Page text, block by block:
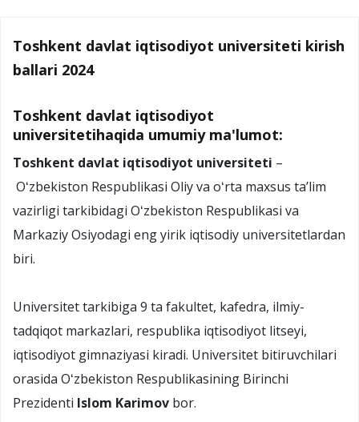
Toshkent davlat iqtisodiyot universiteti kirish
ballari 2024
Toshkent davlat iqtisodiyot
universitetihaqida umumiy ma'lumot:
Toshkent davlat iqtisodiyot universiteti –
Oʻzbekiston Respublikasi Oliy va oʻrta maxsus taʼlim
vazirligi tarkibidagi Oʻzbekiston Respublikasi va
Markaziy Osiyodagi eng yirik iqtisodiy universitetlardan
biri.
Universitet tarkibiga 9 ta fakultet, kafedra, ilmiy-
tadqiqot markazlari, respublika iqtisodiyot litseyi,
iqtisodiyot gimnaziyasi kiradi. Universitet bitiruvchilari
orasida Oʻzbekiston Respublikasining Birinchi
Prezidenti Islom Karimov bor.